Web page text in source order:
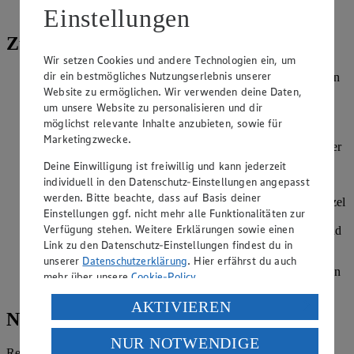
Pfeffer
Zubereitung
Kartoffeln schälen und grob würfeln. Petersilienwurzel dünn
schälen, die Enden abschneiden und grob zerkleinern.
Kartoffeln und Petersilienwurzel in einem großen Topf mit
ausreichend Salzwasser 20-25 Minuten weich garen.
In der Zwischenzeit die Haselnüsse grob hacken und in einer
beschichteten Pfanne goldbraun rösten. Petersilie waschen,
trocken schütteln und fein hacken.
Kochwasser abgießen und Kartoffeln sowie Petersilienwurzel
mit einem Kartoffelstampfer fein zerstampfen. Sahne und
Butter einrühren. Mit frisch geriebener Muskatnuss, Salz und
Pfeffer abschmecken.
Kartoffel-Petersilienwurzel-Brei mit Petersilie und gerösteten
Nährwerte
Einstellungen
Wir setzen Cookies und andere Technologien ein, um
dir ein bestmögliches Nutzungserlebnis unserer
Website zu ermöglichen. Wir verwenden deine Daten,
um unsere Website zu personalisieren und dir
möglichst relevante Inhalte anzubieten, sowie für
Marketingzwecke.
Deine Einwilligung ist freiwillig und kann jederzeit
individuell in den Datenschutz-Einstellungen angepasst
werden. Bitte beachte, dass auf Basis deiner
Einstellungen ggf. nicht mehr alle Funktionalitäten zur
Verfügung stehen. Weitere Erklärungen sowie einen
Link zu den Datenschutz-Einstellungen findest du in
unserer Datenschutzerklärung. Hier erfährst du auch
mehr über unsereCookie-Policy.
Verarbeitung deiner personenbezogenen Daten in den
USA durch Facebook und YouTube:
Wenn du auf „Aktivieren“ klickst, willigst du im Sinne
AKTIVIEREN
NUR NOTWENDIGE